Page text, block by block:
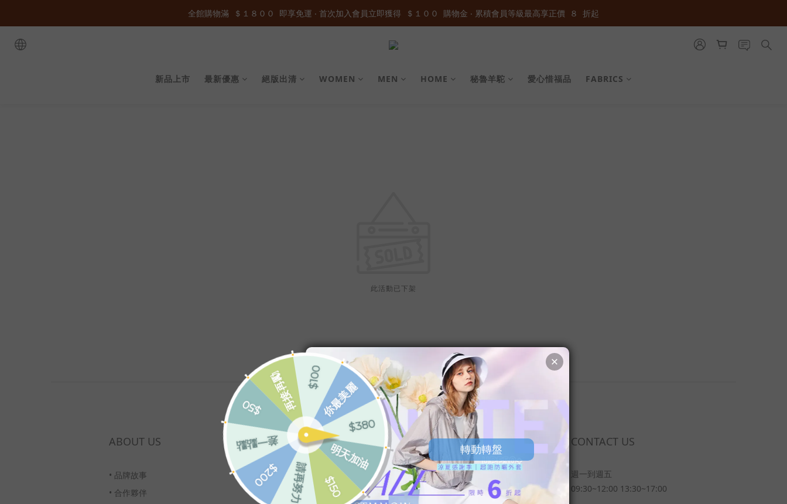
全館購物滿  ＄１８００  即享免運 ‧ 首次加入會員立即獲得  ＄１００  購物金 ‧ 累積會員等級最高享正價  ８  折起
全館購物滿  ＄１８００  即享免運 ‧ 首次加入會員立即獲得  ＄１００  購物金 ‧ 累積會員等級最高享正價  ８  折起
加入官方LINE ID : @wau4368o 享額外秘密折扣
新品上市
最新優惠 絕版出清 WOMEN MEN HOME 秘魯羊駝 愛心惜福品 FABRICS
此活動已下架
ABOUT US
• 品牌故事
• 合作夥伴
SERVICE
•購物流程
會員制度
WHOLESALE
•大宗採購
•批發銷售
CONTACT US
週一到週五
09:30~12:00 13:30~17:00